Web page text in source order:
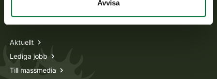
Avvisa
Information om oss
Aktuellt
Lediga jobb
Till massmedia